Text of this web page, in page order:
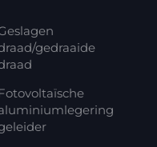
gedraaide